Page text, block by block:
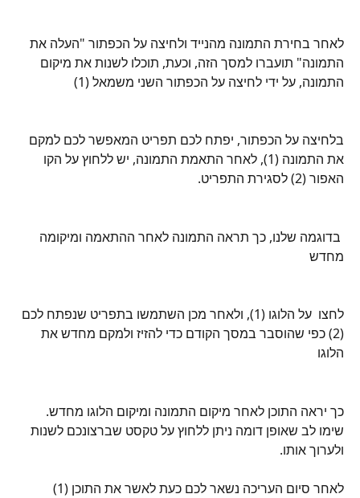
לאחר בחירת התמונה מהנייד ולחיצה על הכפתור "העלה את
התמונה" תועברו למסך הזה, וכעת, תוכלו לשנות את מיקום
התמונה, על ידי לחיצה על הכפתור השני משמאל (1)
בלחיצה על הכפתור, יפתח לכם תפריט המאפשר לכם למקם
את התמונה (1), לאחר התאמת התמונה, יש ללחוץ על הקו
האפור (2) לסגירת התפריט.
בדוגמה שלנו, כך תראה התמונה לאחר ההתאמה ומיקומה
מחדש
לחצו  על הלוגו (1), ולאחר מכן השתמשו בתפריט שנפתח לכם
(2) כפי שהוסבר במסך הקודם כדי להזיז ולמקם מחדש את
הלוגו
כך יראה התוכן לאחר מיקום התמונה ומיקום הלוגו מחדש.
שימו לב שאופן דומה ניתן ללחוץ על טקסט שברצונכם לשנות
ולערוך אותו.
לאחר סיום העריכה נשאר לכם כעת לאשר את התוכן (1)